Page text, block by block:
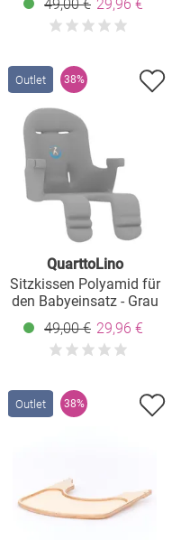
49,00 € 29,96 €
Outlet 38%
QuarttoLino
Sitzkissen Polyamid für
den Babyeinsatz - Grau
49,00 € 29,96 €
Outlet 38%